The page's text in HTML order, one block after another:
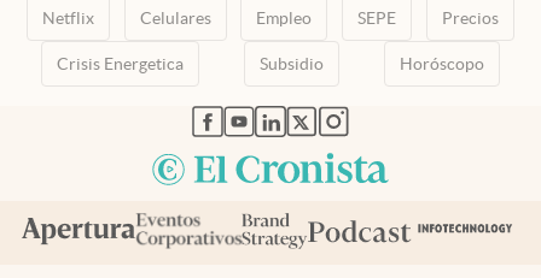
Netflix Celulares Empleo SEPE Precios
Crisis Energetica Subsidio Horóscopo
abre en nueva pestaña
abre en nueva pestaña
abre en nueva pestaña
abre en nueva pestaña
abre en nueva pestaña